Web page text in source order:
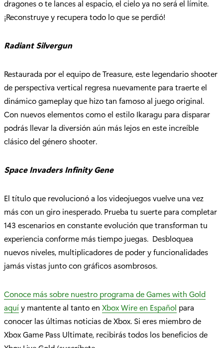
dragones o te lances al espacio, el cielo ya no será el límite.
¡Reconstruye y recupera todo lo que se perdió!
Radiant Silvergun
Restaurada por el equipo de Treasure, este legendario shooter
de perspectiva vertical regresa nuevamente para traerte el
dinámico gameplay que hizo tan famoso al juego original.
Con nuevos elementos como el estilo Ikaragu para disparar
podrás llevar la diversión aún más lejos en este increíble
clásico del género shooter.
Space Invaders Infinity Gene
El título que revolucionó a los videojuegos vuelve una vez
más con un giro inesperado. Prueba tu suerte para completar
143 escenarios en constante evolución que transforman tu
experiencia conforme más tiempo juegas. Desbloquea
nuevos niveles, multiplicadores de poder y funcionalidades
jamás vistas junto con gráficos asombrosos.
Conoce más sobre nuestro programa de Games with Gold
aquíy mantente al tanto en Xbox Wire en Español para
conocer las últimas noticias de Xbox. Si eres miembro de
Xbox Game Pass Ultimate, recibirás todos los beneficios de